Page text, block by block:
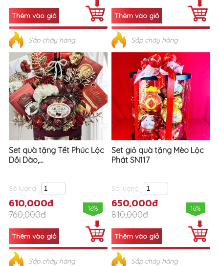
Sắp cháy hàng Sắp cháy hàng
Set quà tặng Tết Phúc Lộc
Dồi Dào,...
Số lượng
610,000đ
760,000đ
16%
Sắp cháy hàng
Set giỏ quà tặng Mèo Lộc
Phát SN117
Số lượng
650,000đ
810,000đ
16%
Sắp cháy hàng